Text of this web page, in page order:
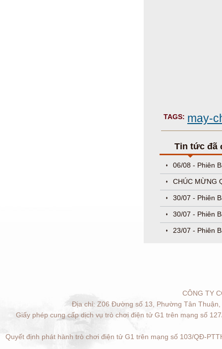
TAGS: may-
Tin tức đã
06/08 - Phiên
CHÚC MỪNG
30/07 - Phiên
30/07 - Phiên
23/07 - Phiên
CÔNG TY
Địa chỉ: Z06 Đường số 13, Phường Tân
Giấy phép cung cấp dịch vụ trò chơi điện tử G1 trên mạng số
Quyết định phát hành trò chơi điện tử G1 trên mạng số 103/QĐ-